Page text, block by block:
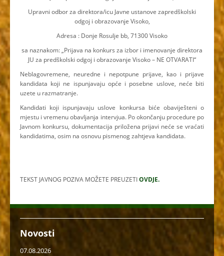
Upravni odbor za direktora/icu Javne ustanove zapredškolski
odgoj i obrazovanje Visoko,
Adresa : Donje Rosulje bb, 71300 Visoko
sa naznakom: „Prijava na konkurs za izbor i imenovanje direktora
JU za predškolski odgoj i obrazovanje Visoko – NE OTVARATI“
Neblagovremene, neuredne i nepotpune prijave, kao i prijave
kandidata koji ne ispunjavaju opće i posebne uslove, neće biti
uzete u razmatranje.
Kandidati koji ispunjavaju uslove konkursa biće obaviješteni o
mjestu i vremenu obavljanja intervjua. Po okončanju procedure po
Javnom konkursu, dokumentacija priložena prijavi neće se vraćati
kandidatima, osim na osnovu pismenog zahtjeva kandidata.
TEKST JAVNOG POZIVA MOŽETE PREUZETIOVDJE.
Novosti
07.08.2026